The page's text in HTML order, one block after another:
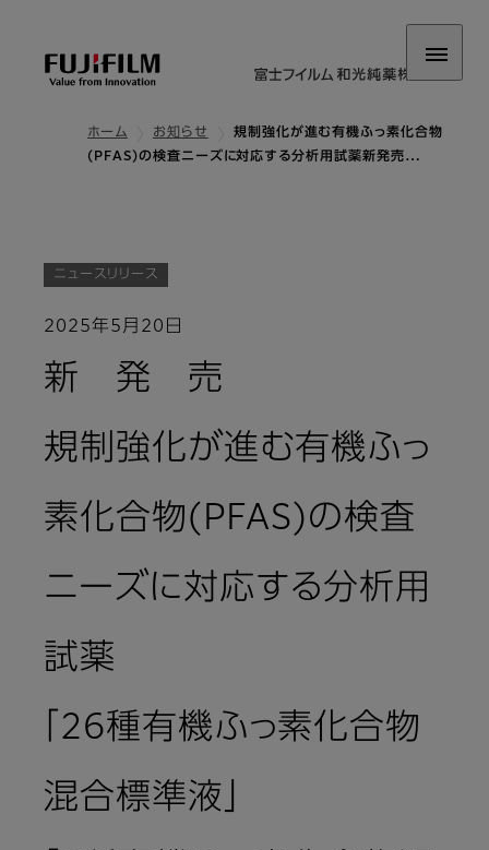
ホーム お知らせ
規制強化が進む有機ふっ素化合物
(PFAS)の検査ニーズに対応する分析用試薬新発売…
ニュースリリース
2025年5月20日
新 発 売
規制強化が進む有機ふっ
素化合物(PFAS)の検査
ニーズに対応する分析用
試薬
「26種有機ふっ素化合物
混合標準液」